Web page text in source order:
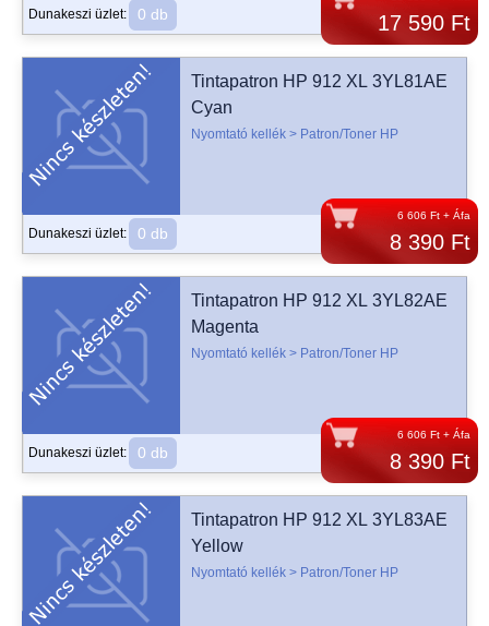
17 590 Ft
Dunakeszi üzlet: 0 db
6 606 Ft + Áfa
8 390 Ft
Tintapatron HP 912 XL 3YL81AE
Cyan
Nyomtató kellék > Patron/Toner HP
Dunakeszi üzlet: 0 db
6 606 Ft + Áfa
8 390 Ft
Tintapatron HP 912 XL 3YL82AE
Magenta
Nyomtató kellék > Patron/Toner HP
Dunakeszi üzlet: 0 db
Tintapatron HP 912 XL 3YL83AE
Yellow
Nyomtató kellék > Patron/Toner HP